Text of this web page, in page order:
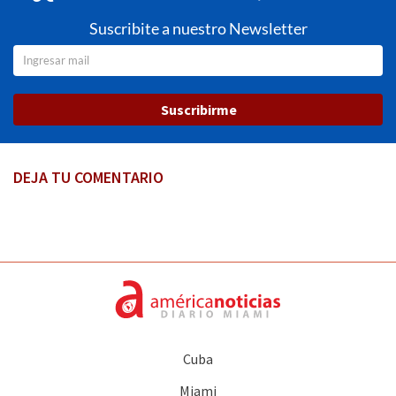
Suscribite a nuestro Newsletter
Suscribirme
DEJA TU COMENTARIO
Cuba
Miami